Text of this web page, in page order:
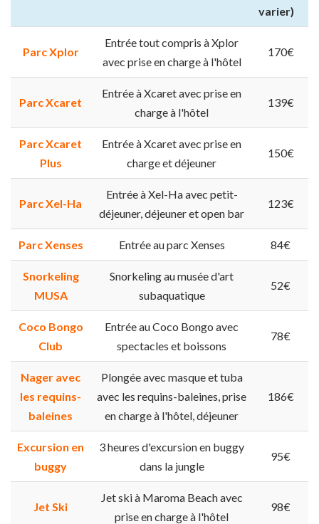
varier)
Parc Xplor
Entrée tout compris à Xplor
avec prise en charge à l'hôtel
170€
Parc Xcaret
Entrée à Xcaret avec prise en
charge à l'hôtel
139€
Parc Xcaret
Plus
Entrée à Xcaret avec prise en
charge et déjeuner
150€
Parc Xel-Ha
Entrée à Xel-Ha avec petit-
déjeuner, déjeuner et open bar
123€
Parc Xenses Entrée au parc Xenses 84€
Snorkeling
MUSA
Snorkeling au musée d'art
subaquatique
52€
Coco Bongo
Club
Entrée au Coco Bongo avec
spectacles et boissons
78€
Nager avec
les requins-
baleines
Plongée avec masque et tuba
avec les requins-baleines, prise
en charge à l'hôtel, déjeuner
186€
Excursion en
buggy
3 heures d'excursion en buggy
dans la jungle
95€
Jet Ski
Jet ski à Maroma Beach avec
prise en charge à l'hôtel
98€